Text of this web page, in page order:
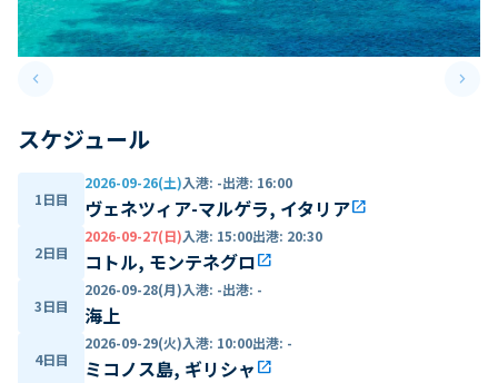
keyboard_arrow_leftPrevious slide keyboard_arrow_right
スケジュール
1日目
2026-09-26(土)入港: -出港: 16:00
ヴェネツィア-マルゲラ, イタリアopen_in_new
2日目
2026-09-27(日)入港: 15:00出港: 20:30
コトル, モンテネグロopen_in_new
3日目
2026-09-28(月)入港: -出港: -
海上
4日目
2026-09-29(火)入港: 10:00出港: -
ミコノス島, ギリシャ open_in_new